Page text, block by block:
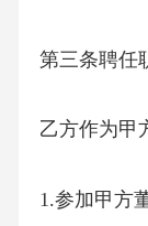
第三条聘任
乙方作为甲
1.参加甲方